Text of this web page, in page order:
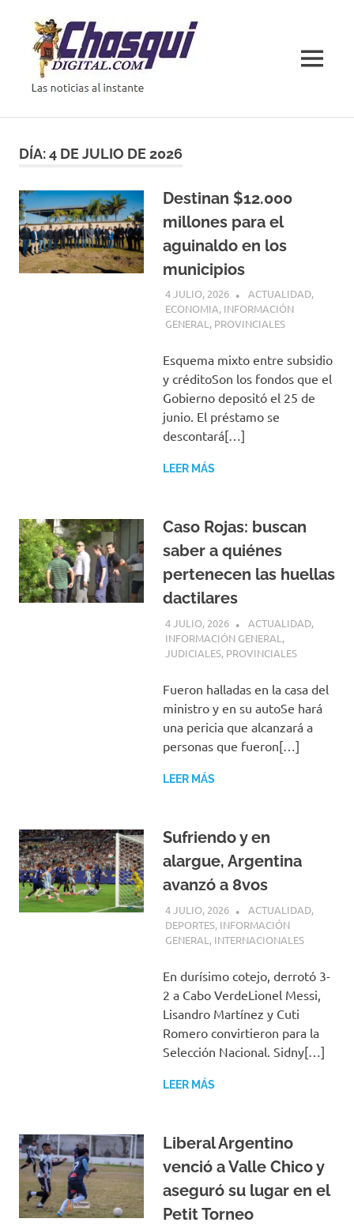
contenido
instante
MENÚ
DÍA:4 DE JULIO DE 2026
Destinan $12.000
millones para el
aguinaldo en los
municipios
4 JULIO, 2026 H P
ACTUALIDAD,
ECONOMIA, INFORMACIÓN
GENERAL, PROVINCIALES
Esquema mixto entre subsidio
y créditoSon los fondos que el
Gobierno depositó el 25 de
junio. El préstamo se
descontará[…]
LEER MÁS
Caso Rojas: buscan
saber a quiénes
pertenecen las huellas
dactilares
4 JULIO, 2026 H P
ACTUALIDAD,
INFORMACIÓN GENERAL ,
JUDICIALES, PROVINCIALES
Fueron halladas en la casa del
ministro y en su autoSe hará
una pericia que alcanzará a
personas que fueron[…]
LEER MÁS
Sufriendo y en
alargue, Argentina
avanzó a 8vos
4 JULIO, 2026 H P
ACTUALIDAD,
DEPORTES, INFORMACIÓN
GENERAL , INTERNACIONALES
En durísimo cotejo, derrotó 3-
2 a Cabo VerdeLionel Messi,
Lisandro Martínez y Cuti
Romero convirtieron para la
Selección Nacional. Sidny[…]
LEER MÁS
Liberal Argentino
venció a Valle Chico y
aseguró su lugar en el
Petit Torneo